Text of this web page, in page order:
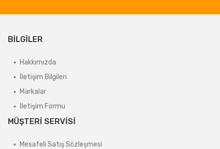
BİLGİLER
Hakkımızda
İletişim Bilgileri
Markalar
İletişim Formu
MÜŞTERİ SERVİSİ
Mesafeli Satış Sözleşmesi